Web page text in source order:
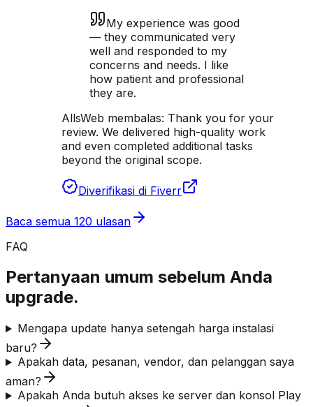
My experience was good
— they communicated very
well and responded to my
concerns and needs. I like
how patient and professional
they are.
AllsWeb membalas: Thank you for your
review. We delivered high-quality work
and even completed additional tasks
beyond the original scope.
Diverifikasi di Fiverr
Baca semua 120 ulasan
FAQ
Pertanyaan umum sebelum Anda
upgrade.
Mengapa update hanya setengah harga instalasi
baru?
Apakah data, pesanan, vendor, dan pelanggan saya
aman?
Apakah Anda butuh akses ke server dan konsol Play